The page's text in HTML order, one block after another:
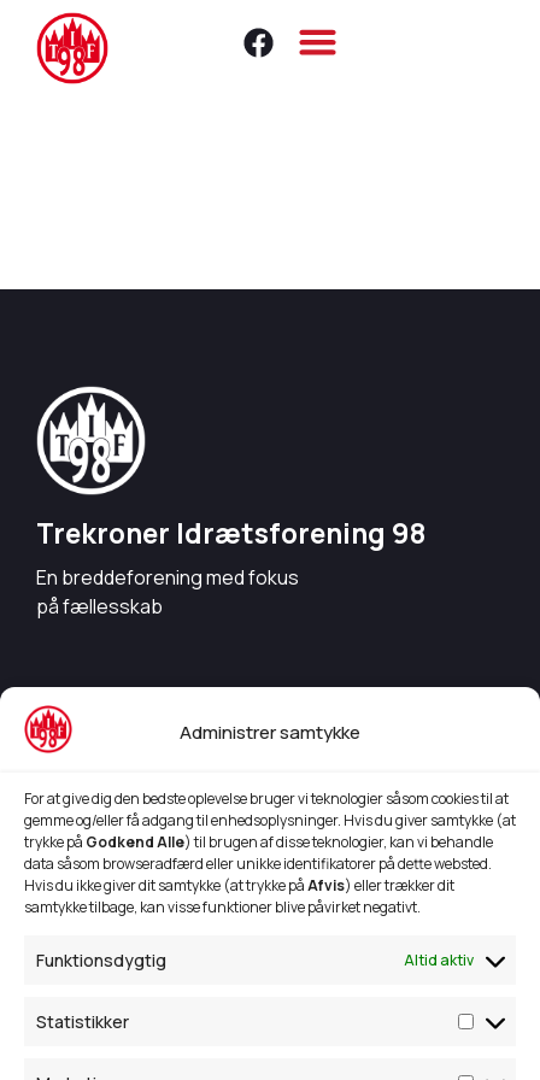
Administrer samtykke
For at give dig den bedste oplevelse bruger vi teknologier såsom cookies til at
gemme og/eller få adgang til enhedsoplysninger. Hvis du giver samtykke (at
trykke på Godkend Alle) til brugen af disse teknologier, kan vi behandle
data såsom browseradfærd eller unikke identifikatorer på dette websted.
Hvis du ikke giver dit samtykke (at trykke påAfvis) eller trækker dit
samtykke tilbage, kan visse funktioner blive påvirket negativt.
Funktionsdygtig Altid aktiv
Statistikker
Trekroner Idrætsforening 98
En breddeforening med fokus
på fællesskab
Info
Bestyrelsesmedlemmer
Aktivitetsoversigt 24/25
Børnehave idræt
TIF 98's Sponsorkoncept
9690 Fjerritslev